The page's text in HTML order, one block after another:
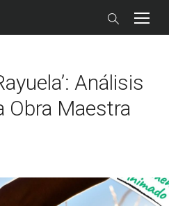
Análisis
Obra Maestra